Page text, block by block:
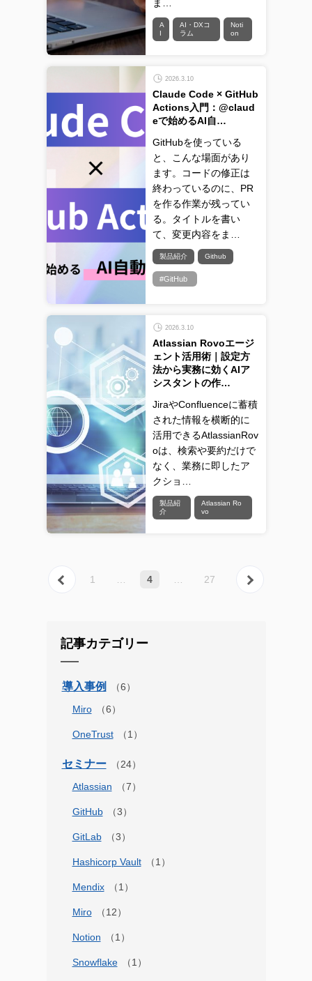
ま…
A
I
AI・DXコ
ラム
Noti
on
2026.3.10
Claude Code × GitHub
Actions入門：@claud
eで始めるAI自…
GitHubを使っている
と、こんな場面があり
ます。コードの修正は
終わっているのに、PR
を作る作業が残ってい
る。タイトルを書い
て、変更内容をま…
製品紹介 Github
#GitHub
2026.3.10
Atlassian Rovoエージ
ェント活用術｜設定方
法から実務に効くAIア
シスタントの作…
JiraやConfluenceに蓄積
された情報を横断的に
活用できるAtlassianRov
oは、検索や要約だけで
なく、業務に即したア
クショ…
製品紹
介
Atlassian Ro
vo
1 4 27
記事カテゴリー
導入事例
Miro
OneTrust
セミナー
Atlassian
GitHub
GitLab
Hashicorp Vault
Mendix
Miro
Notion
Snowflake